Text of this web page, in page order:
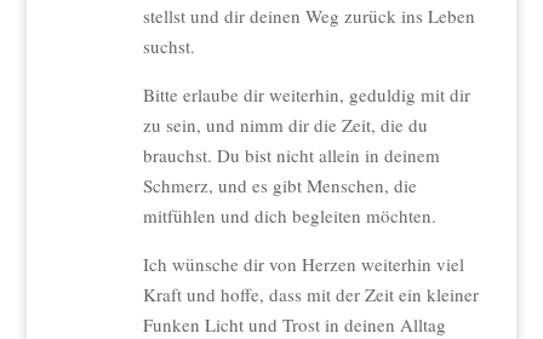
stellst und dir deinen Weg zurück ins Leben
suchst.
Bitte erlaube dir weiterhin, geduldig mit dir
zu sein, und nimm dir die Zeit, die du
brauchst. Du bist nicht allein in deinem
Schmerz, und es gibt Menschen, die
mitfühlen und dich begleiten möchten.
Ich wünsche dir von Herzen weiterhin viel
Kraft und hoffe, dass mit der Zeit ein kleiner
Funken Licht und Trost in deinen Alltag